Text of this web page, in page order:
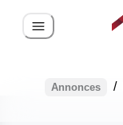
Annonces /